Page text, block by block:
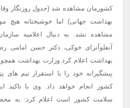
کشورمان مشاهده شد (جدول روزنگار
بهداشت جهانی) اما خوشبختانه هیچ
مشاهده نشد. به دنبال اعلامیه
آنفلوآنزای خوکی، دکتر حسن امامی
بهداشت اعلام کرد وزارت بهداشت
پیشگیرانه خود را با استقرار تیم
کشور انجام خواهد داد. وی با تاکید
سلامت کشور است اعلام کرد: به